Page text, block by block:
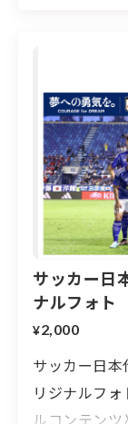
サッカー日本代表 デジタルサ
ナルフォト
¥2,000
サッカー日本
リジナルフ
ルコンテンツ